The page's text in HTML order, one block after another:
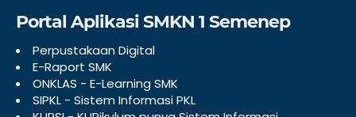
Portal Aplikasi SMKN 1 Semenep
Perpustakaan Digital
E-Raport SMK
ONKLAS - E-Learning SMK
SIPKL - Sistem Informasi PKL